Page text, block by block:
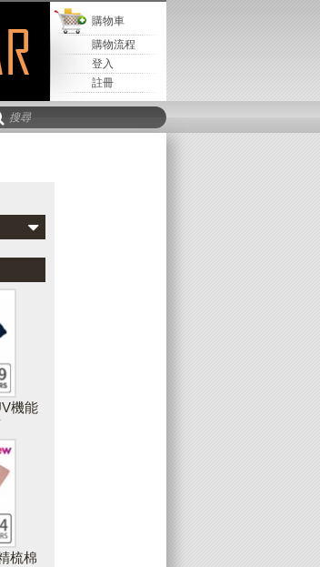
購物車
購物流程
登入
註冊
平文字
直或弧形文字到您的設
隨時調整文字的字型、
等外觀
的圖片，圖片品質會影
，因此，Partee建議您
機能
梳棉